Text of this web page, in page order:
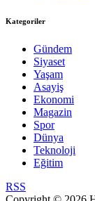
Kategoriler
Gündem
Siyaset
Yaşam
Asayiş
Ekonomi
Magazin
Spor
Dünya
Teknoloji
Eğitim
RSS